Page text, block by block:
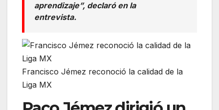
aprendizaje”, declaró en la
entrevista.
Francisco Jémez reconoció la calidad de la
Liga MX